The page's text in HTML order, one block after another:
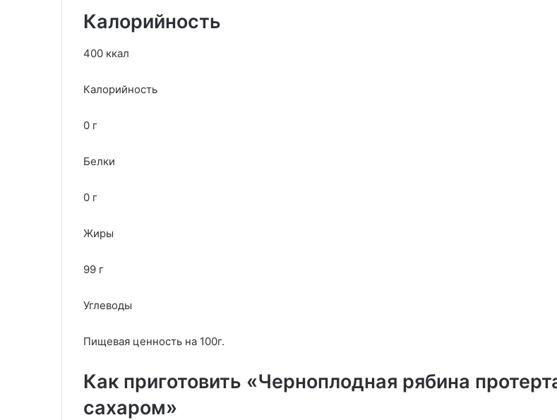
Калорийность
400 ккал
Калорийность
0 г
Белки
0 г
Жиры
99 г
Углеводы
Пищевая ценность на 100г.
Как приготовить «Черноплодная рябина
сахаром»